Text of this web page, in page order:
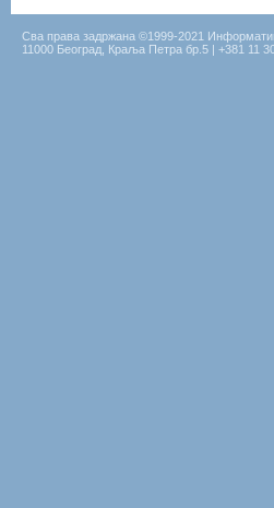
Сва права задржана ©1999-2021
11000 Београд, Краља Петра бр.5 | +381 11